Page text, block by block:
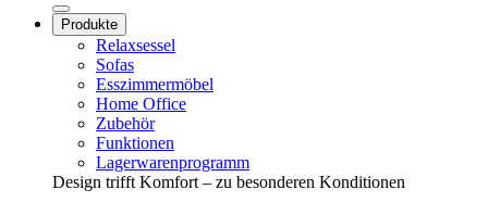
Produkte
Relaxsessel
Sofas
Esszimmermöbel
Home Office
Zubehör
Funktionen
Lagerwarenprogramm
Design trifft Komfort – zu besonderen Konditionen